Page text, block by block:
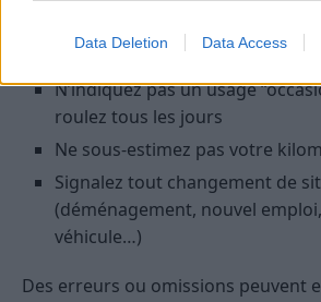
Data Deletion Data Access
souscription :
N’indiquez pas un usage
roulez tous les jours
Ne sous-estimez pas votre
Signalez tout changement de
(déménagement, nouvel
véhicule…)
Des erreurs ou omissions peuvent